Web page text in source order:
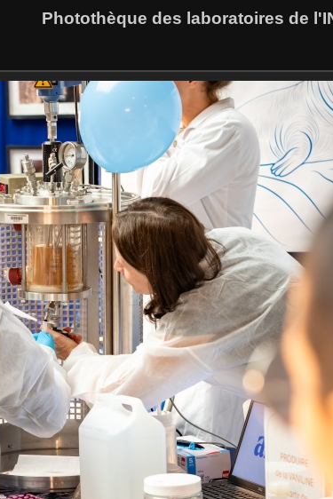
Photothèque des laboratoires de